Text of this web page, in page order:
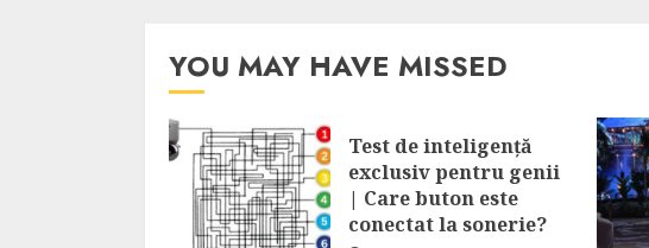
YOU MAY HAVE MISSED
Test de inteligență
exclusiv pentru genii
| Care buton este
conectat la sonerie?